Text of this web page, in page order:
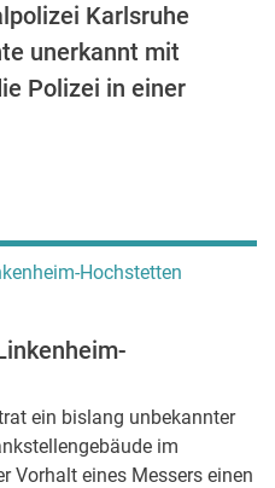
Karlsruhe
unerkannt mit
Polizei in einer
Hochstetten
ein bislang unbekannter
im
Vorhalt eines Messers einen